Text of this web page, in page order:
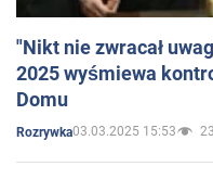
"Nikt nie zwracał
2025 wyśmiewa
Domu
Rozrywka03.03.2025 15:53 23